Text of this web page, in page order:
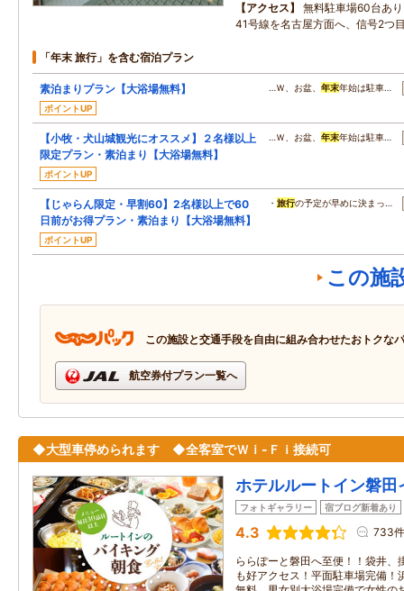
アクセス
無料駐車場60台あ
41号線を名古屋方面へ、信号2つ
「年末 旅行」を含む宿泊プラン
素泊まりプラン【大浴場無料】
ポイントUP
…Ｗ、お盆、 年末年始は駐車…
【小牧・犬山城観光にオススメ】２名様以上
限定プラン・素泊まり【大浴場無料】
ポイントUP
…Ｗ、お盆、 年末年始は駐車…
【じゃらん限定・早割60】2名様以上で60
日前がお得プラン・素泊まり【大浴場無料】
ポイントUP
・ 旅行の予定が早めに決まっ…
この施
この施設と交通手段を自由に組み合わせたおトクな
航空券付プラン一覧へ
◆大型車停められます ◆全客室でＷｉ-Ｆｉ接続可
ホテルルートイン磐田
フォトギャラリー 宿ブログ新着あり
4.3 733件
ららぽーと磐田へ至便！！袋井、
も好アクセス！平面駐車場完備